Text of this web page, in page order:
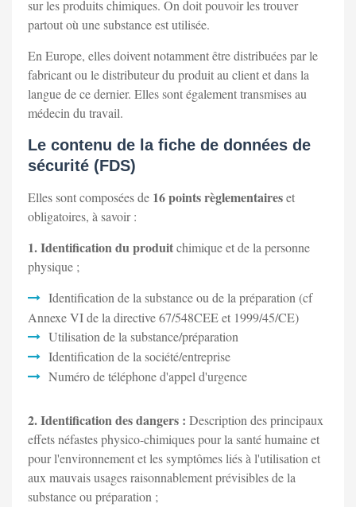
sur les produits chimiques. On doit pouvoir les trouver
partout où une substance est utilisée.
En Europe, elles doivent notamment être distribuées par le
fabricant ou le distributeur du produit au client et dans la
langue de ce dernier. Elles sont également transmises au
médecin du travail.
Le contenu de la fiche de données de
sécurité (FDS)
Elles sont composées de 16 points règlementaireset
obligatoires, à savoir :
1. Identification du produitchimique et de la personne
physique ;
Identification de la substance ou de la préparation (cf
Annexe VI de la directive 67/548CEE et 1999/45/CE)
Utilisation de la substance/préparation
Identification de la société/entreprise
Numéro de téléphone d'appel d'urgence
2. Identification des dangers : Description des principaux
effets néfastes physico-chimiques pour la santé humaine et
pour l'environnement et les symptômes liés à l'utilisation et
aux mauvais usages raisonnablement prévisibles de la
substance ou préparation ;